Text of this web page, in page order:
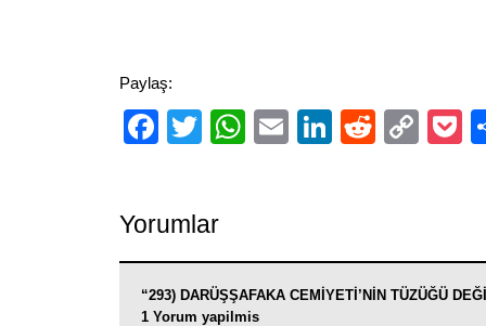
Paylaş:
Facebook
TwitterWhatsApp
EmailLinkedIn
Reddit
Yorumlar
“293) DARÜŞŞAFAKA CEMİYETİ’NİN TÜZÜĞÜ
1 Yorum yapilmis